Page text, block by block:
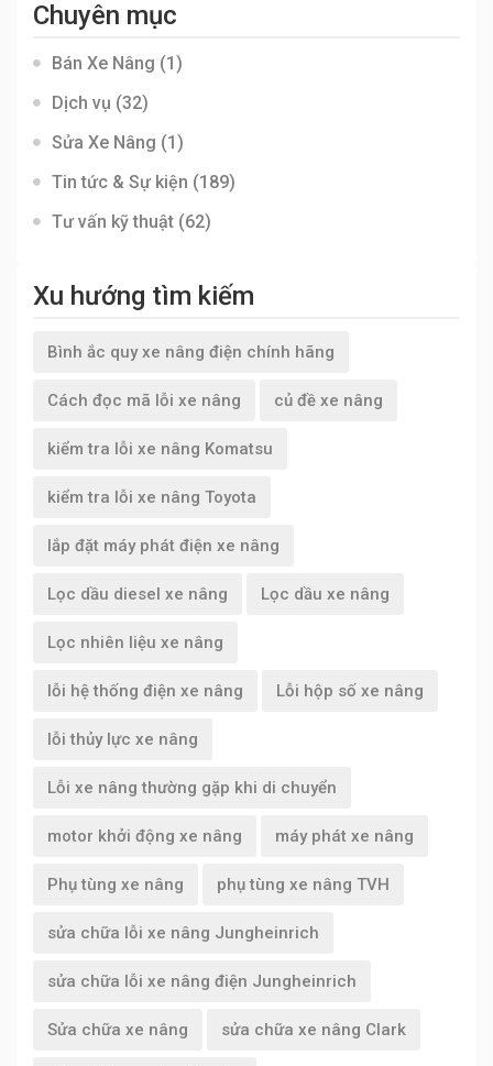
Chuyên mục
Bán Xe Nâng (1)
Dịch vụ (32)
Sửa Xe Nâng (1)
Tin tức & Sự kiện (189)
Tư vấn kỹ thuật (62)
Xu hướng tìm kiếm
Bình ắc quy xe nâng điện chính hãng
Cách đọc mã lỗi xe nâng củ đề xe nâng
kiểm tra lỗi xe nâng Komatsu
kiểm tra lỗi xe nâng Toyota
lắp đặt máy phát điện xe nâng
Lọc dầu diesel xe nâng Lọc dầu xe nâng
Lọc nhiên liệu xe nâng
lỗi hệ thống điện xe nâng Lỗi hộp số xe nâng
lỗi thủy lực xe nâng
Lỗi xe nâng thường gặp khi di chuyển
motor khởi động xe nâng máy phát xe nâng
Phụ tùng xe nâng phụ tùng xe nâng TVH
sửa chữa lỗi xe nâng Jungheinrich
sửa chữa lỗi xe nâng điện Jungheinrich
Sửa chữa xe nâng sửa chữa xe nâng Clark